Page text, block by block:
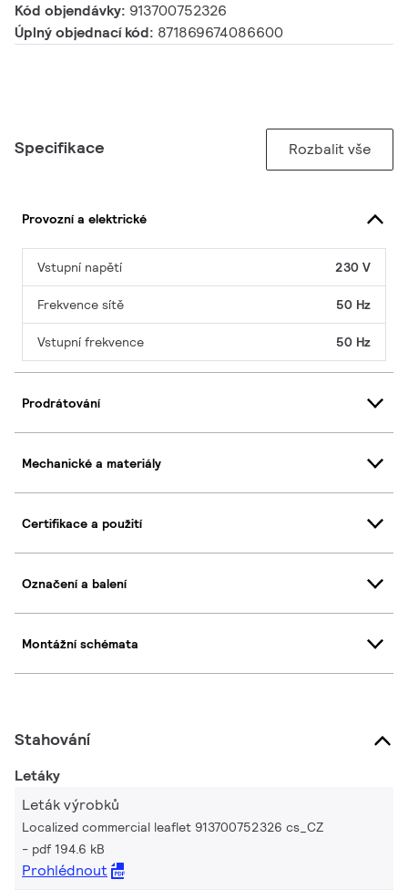
Kód objendávky: 913700752326
Úplný objednací kód: 871869674086600
Specifikace Rozbalit vše
Provozní a elektrické
Vstupní napětí 230 V
Frekvence sítě 50 Hz
Vstupní frekvence 50 Hz
Prodrátování
Mechanické a materiály
Certifikace a použití
Označení a balení
Montážní schémata
Stahování
Letáky
Leták výrobků
Localized commercial leaflet 913700752326 cs_CZ
pdf 194.6 kB
Prohlédnout